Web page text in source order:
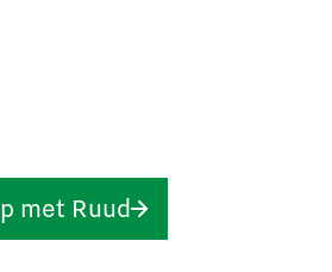
met Ruud